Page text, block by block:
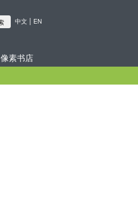
中文 | EN
像素书店